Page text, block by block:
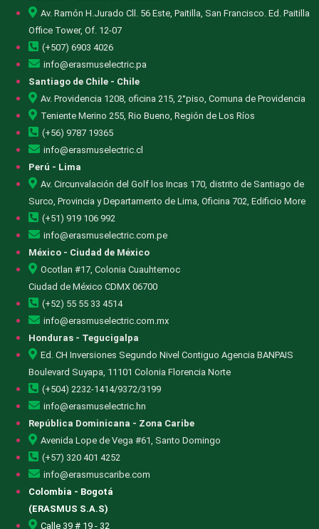
Av. Ramón H.Jurado Cll. 56 Este, Paitilla, San Francisco. Ed. Paitilla
Office Tower, Of. 12-07
(+507) 6903 4026
info@erasmuselectric.pa
Santiago de Chile - Chile
Av. Providencia 1208, oficina 215, 2°piso, Comuna de Providencia
Teniente Merino 255, Rio Bueno, Región de Los Ríos
(+56) 9787 19365
info@erasmuselectric.cl
Perú - Lima
Av. Circunvalación del Golf los Incas 170, distrito de Santiago de
Surco, Provincia y Departamento de Lima, Oficina 702, Edificio More
(+51) 919 106 992
info@erasmuselectric.com.pe
México - Ciudad de México
Ocotlan #17, Colonia Cuauhtemoc
Ciudad de México CDMX 06700
(+52) 55 55 33 4514
info@erasmuselectric.com.mx
Honduras - Tegucigalpa
Ed. CH Inversiones Segundo Nivel Contiguo Agencia BANPAIS
Boulevard Suyapa, 11101 Colonia Florencia Norte
(+504) 2232-1414/9372/3199
info@erasmuselectric.hn
República Dominicana - Zona Caribe
Avenida Lope de Vega #61, Santo Domingo
(+57) 320 401 4252
info@erasmuscaribe.com
Colombia - Bogotá
(ERASMUS S.A.S)
Calle 39 # 19 - 32